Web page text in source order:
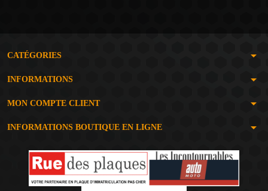
CATÉGORIES arrow_drop_down
INFORMATIONS arrow_drop_down
MON COMPTE CLIENT arrow_drop_down
INFORMATIONS BOUTIQUE EN LIGNE arrow_drop_down